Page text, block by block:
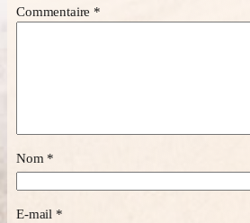
Commentaire *
Nom *
E-mail *